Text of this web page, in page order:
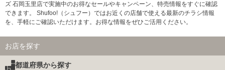
ズ 石岡玉里店で実施中のお得なセールやキャンペーン、特売情報をすぐに確認
できます。 Shufoo!（シュフー）ではお近くの店舗で使える最新のチラシ情報
を、手軽にご確認いただけます。お得な情報をぜひご活用ください。
お店を探す
都道府県から探す